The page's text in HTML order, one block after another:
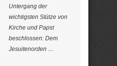
Untergang der
wichtigsten Stütze von
Kirche und Papst
beschlossen: Dem
Jesuitenorden …